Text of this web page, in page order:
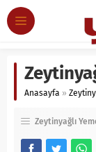
Anasayfa »
Zeytinyağlı